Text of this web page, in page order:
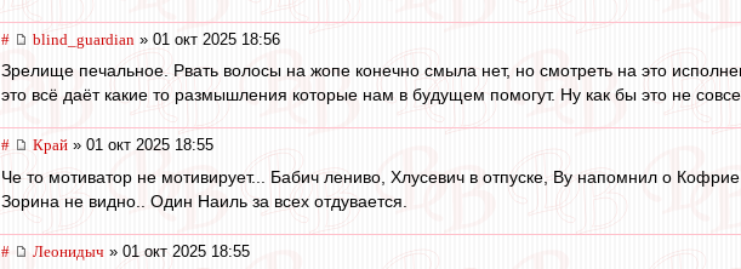
# blind_guardian » 01 окт 2025 18:56
Зрелище печальное. Рвать волосы на жопе конечно смыла нет, но смотреть на это
это всё даёт какие то размышления которые нам в будущем помогут. Ну как бы это не
# Край » 01 окт 2025 18:55
Че то мотиватор не мотивирует... Бабич лениво, Хлусевич в отпуске, Ву напомнил о
Зорина не видно.. Один Наиль за всех отдувается.
# Леонидыч » 01 окт 2025 18:55